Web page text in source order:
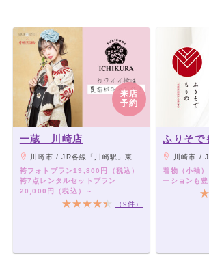
来店
予約
一蔵 川崎店
川崎市 / JR各線「川崎駅」東口より徒歩2分、京浜急行「京急川崎駅」より徒歩5分
袴フォトプラン19,800円（税込）
袴7点レンタルセットプラン
20,000円（税込）～
（9件）
ふりそで
川崎市 / JR川崎駅か
着物（小袖
ーションも豊